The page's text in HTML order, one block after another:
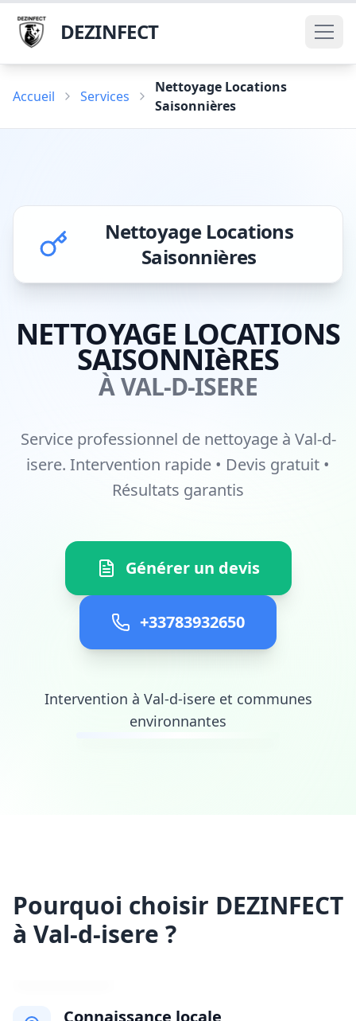
DEZINFECT
Accueil Services
Nettoyage Locations
Saisonnières
Nettoyage Locations
Saisonnières
NETTOYAGE LOCATIONS
SAISONNIèRES
À VAL-D-ISERE
Service professionnel de nettoyage à Val-d-
isere. Intervention rapide • Devis gratuit •
Résultats garantis
Générer un devis
+33783932650
Intervention à Val-d-isere et communes
environnantes
Pourquoi choisir DEZINFECT
à Val-d-isere ?
Connaissance locale